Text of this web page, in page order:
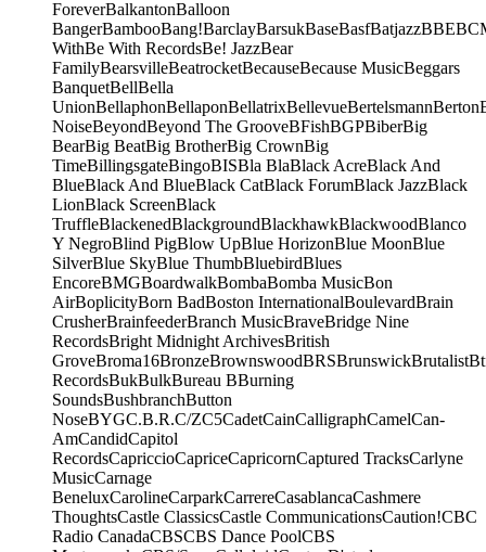
ForeverBalkantonBalloon
BangerBambooBang!BarclayBarsukBaseBasfBatjazzBBE
WithBe With RecordsBe! JazzBear
FamilyBearsvilleBeatrocketBecauseBecause MusicBeggars
BanquetBellBella
UnionBellaphonBellaponBellatrixBellevueBertelsmannBerton
NoiseBeyondBeyond The GrooveBFishBGPBiberBig
BearBig BeatBig BrotherBig CrownBig
TimeBillingsgateBingoBISBla BlaBlack AcreBlack And
BlueBlack And BlueBlack CatBlack ForumBlack JazzBlack
LionBlack ScreenBlack
TruffleBlackenedBlackgroundBlackhawkBlackwoodBlanco
Y NegroBlind PigBlow UpBlue HorizonBlue MoonBlue
SilverBlue SkyBlue ThumbBluebirdBlues
EncoreBMGBoardwalkBombaBomba MusicBon
AirBoplicityBorn BadBoston InternationalBoulevardBrain
CrusherBrainfeederBranch MusicBraveBridge Nine
RecordsBright Midnight ArchivesBritish
GroveBroma16BronzeBrownswoodBRSBrunswickBrutalist
RecordsBukBulkBureau BBurning
SoundsBushbranchButton
NoseBYGC.B.R.C/ZC5CadetCainCalligraphCamelCan-
AmCandidCapitol
RecordsCapriccioCapriceCapricornCaptured TracksCarlyne
MusicCarnage
BeneluxCarolineCarparkCarrereCasablancaCashmere
ThoughtsCastle ClassicsCastle CommunicationsCaution!CBC
Radio CanadaCBSCBS Dance PoolCBS